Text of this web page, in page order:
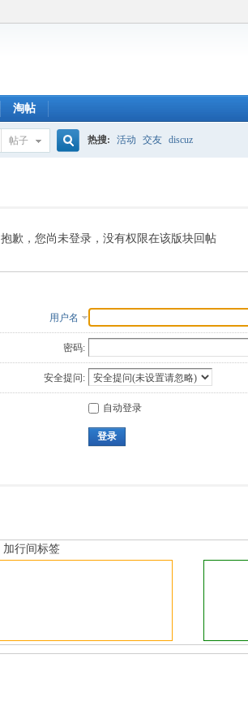
淘帖
帖子
索
热搜: 活动 交友 discuz
抱歉，您尚未登录，没有权限在该版块回帖
用户名
密码:
安全提问:
自动登录
登录
加行间标签